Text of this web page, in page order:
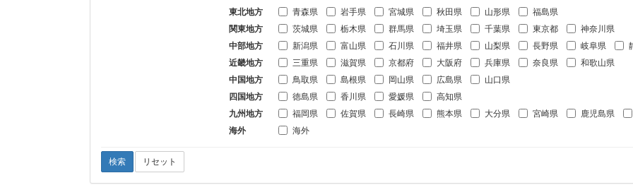
東北地方
青森県 岩手県 宮城県 秋田県 山形県
福島県
関東地方
茨城県 栃木県 群馬県 埼玉県 千葉県 東京都
神奈川県
中部地方
新潟県 富山県 石川県 福井県 山梨県 長野県 岐阜県
近畿地方
三重県 滋賀県 京都府 大阪府 兵庫県 奈良県
和歌山県
中国地方
鳥取県 島根県 岡山県 広島県
山口県
四国地方
徳島県 香川県 愛媛県
高知県
九州地方
福岡県 佐賀県 長崎県 熊本県 大分県 宮崎県 鹿児島県
海外
海外
検索 リセット